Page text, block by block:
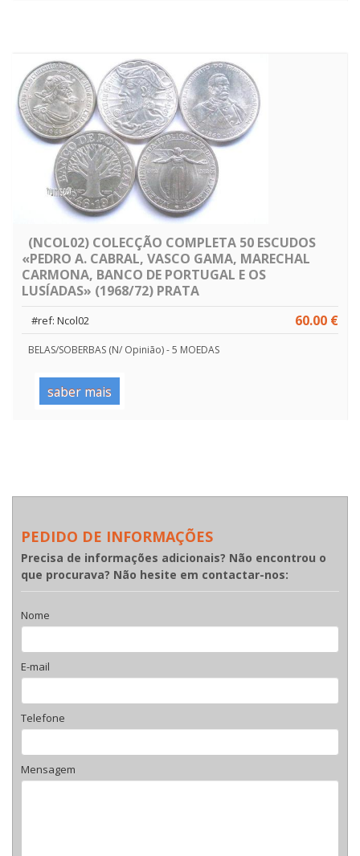
(NCOL02) COLECÇÃO COMPLETA 50 ESCUDOS
«PEDRO A. CABRAL, VASCO GAMA, MARECHAL
CARMONA, BANCO DE PORTUGAL E OS
LUSÍADAS» (1968/72) PRATA
60.00 €
#ref: Ncol02
BELAS/SOBERBAS (N/ Opinião) - 5 MOEDAS
saber mais
PEDIDO DE INFORMAÇÕES
Precisa de informações adicionais? Não encontrou o
que procurava? Não hesite em contactar-nos:
Nome
E-mail
Telefone
Mensagem